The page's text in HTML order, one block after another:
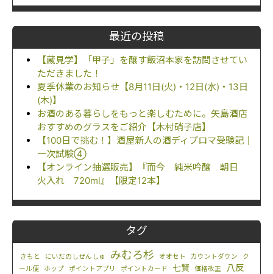
最近の投稿
【蔵見学】「甲子」を醸す飯沼本家を訪問させてい
ただきました！
夏季休業のお知らせ【8月11日(火)・12日(水)・13日
(木)】
お酒のある暮らしをもっと楽しむために。矢島酒店
おすすめのグラスをご紹介【木村硝子店】
【100日で挑む！】酒屋新人の酒ディプロマ受験記｜
一次試験④
【オンライン抽選販売】『而今 純米吟醸 朝日
火入れ 720ml』【限定12本】
タグ
きもと にいだのしぜんしゅ みむろ杉 オオセト カウントダウン
ク
ール便
ホップ ポイントアプリ ポイントカード 七賢 価格改正
八反